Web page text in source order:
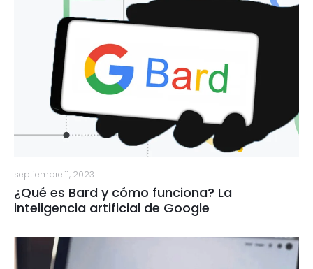
septiembre 11, 2023
¿Qué es Bard y cómo funciona? La
inteligencia artificial de Google